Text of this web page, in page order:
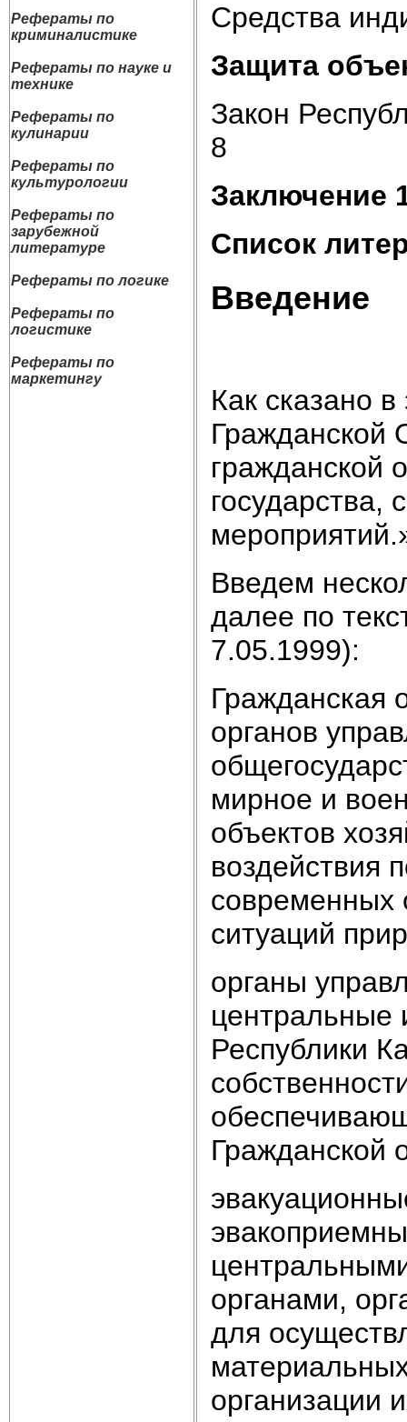
Рефераты по
криминалистике
Рефераты по науке и
технике
Рефераты по
кулинарии
Рефераты по
культурологии
Рефераты по
зарубежной
литературе
Рефераты по логике
Рефераты по
логистике
Рефераты по
маркетингу
Средства
Защита
Закон
8
Заключение
Список
Введение
Как сказано
Гражданской
гражданской
государства,
Введем
далее по
7.05.1999):
Гражданская
органов
мирное и
объектов
воздействия
современных
ситуаций
органы
центральные
Республики
Гражданской
органами,
для
организации